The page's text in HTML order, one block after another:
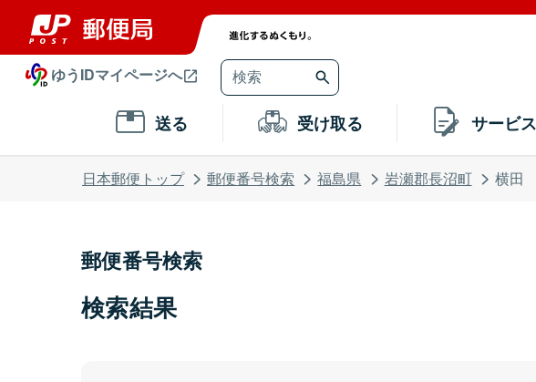
ゆうIDマイページへ
送る 受け取る サービ
日本郵便トップ 郵便番号検索 福島県 岩瀬郡長沼町 横田
郵便番号検索
検索結果